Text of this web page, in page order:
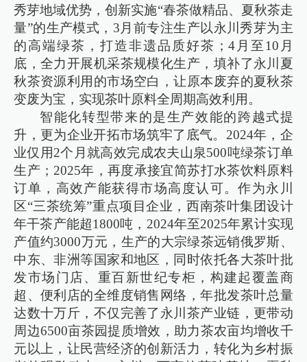
秀芽地域优势，创新实施“春茶做精品、夏秋茶走
量”的生产模式，3月前专注生产以永川秀芽为主
的高端绿茶，打造非遗品质好茶；4月至10月
底，全力开展机采茶规模化生产，填补了永川夏
秋茶资源利用的市场空白，让原本废弃的夏秋茶
变废为宝，实现茶叶原料全周期高效利用。
智能化转型带来的是生产效能的跨越式提
升，更为企业开拓市场筑牢了底气。2024年，企
业仅用2个月就高效完成农夫山泉500吨绿茶订单
生产；2025年，再度承接宜简苏打水茶饮料原料
订单，高效产能获得市场高度认可。作为永川
区“三茶统筹”重点项目企业，西南茶叶集团设计
年干茶产能超1800吨，2024年至2025年累计实现
产值约3000万元，生产的大宗绿茶远销俄罗斯、
中东、非洲等国家和地区，同时依托各大茶叶批
发市场门店、重百新世纪专柜，构建起覆盖商
超、便利店的全维度销售网络，年批发茶叶总量
达数十万斤，不仅完善了永川茶产业链，更带动
周边6500亩茶园提质增效，助力茶农亩均增收千
元以上，让民营经济的创新活力，转化为乡村振